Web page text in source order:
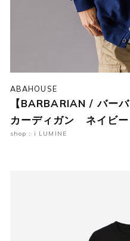
ABAHOUSE
【BARBARIAN / バー
カーディガン ネイビー
shop : i LUMINE